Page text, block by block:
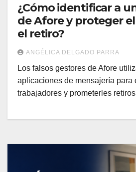
¿Cómo identificar a
de Afore y proteger
el retiro?
ANGÉLICA DELGADO PARRA
Los falsos gestores de Afore
aplicaciones de mensajería para
trabajadores y prometerles